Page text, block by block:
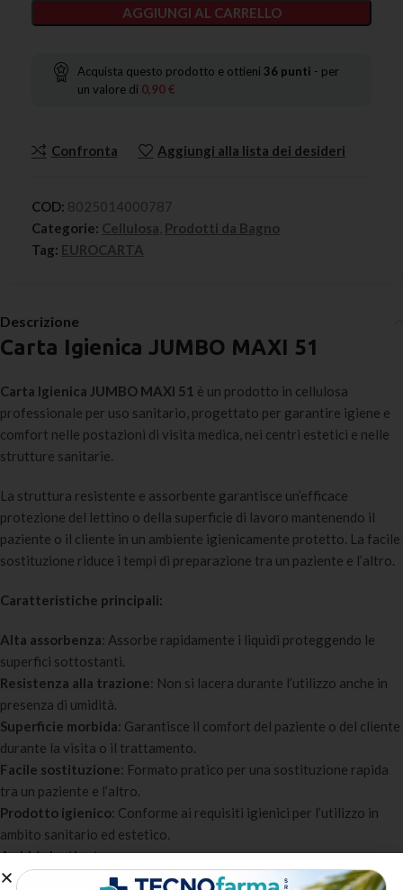
AGGIUNGI AL CARRELLO
Acquista questo prodotto e ottieni 36 punti - per
un valore di 0,90€
Confronta Aggiungi alla lista dei desideri
COD: 8025014000787
Categorie: Cellulosa Prodotti da Bagno
Tag: EUROCARTA
Descrizione
Carta Igienica JUMBO MAXI 51
Carta Igienica JUMBO MAXI 51 è un prodotto in cellulosa
professionale per uso sanitario, progettato per garantire igiene e
comfort nelle postazioni di visita medica, nei centri estetici e nelle
strutture sanitarie.
La struttura resistente e assorbente garantisce un’efficace
protezione del lettino o della superficie di lavoro mantenendo il
paziente o il cliente in un ambiente igienicamente protetto. La facile
sostituzione riduce i tempi di preparazione tra un paziente e l’altro.
Caratteristiche principali:
Alta assorbenza: Assorbe rapidamente i liquidi proteggendo le
superfici sottostanti.
Resistenza alla trazione: Non si lacera durante l’utilizzo anche in
presenza di umidità.
Superficie morbida: Garantisce il comfort del paziente o del cliente
durante la visita o il trattamento.
Facile sostituzione: Formato pratico per una sostituzione rapida
tra un paziente e l’altro.
Prodotto igienico: Conforme ai requisiti igienici per l’utilizzo in
ambito sanitario ed estetico.
A chi è destinato: